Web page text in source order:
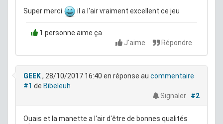
Super merci il a l'air vraiment excellent ce jeu
1 personne aime ça
J'aime
Répondre
GEEK, 28/10/2017 16:40 en réponse au commentaire
#1 de Bibeleuh
Signaler
#2
Ouais et la manette a l'air d'être de bonnes qualités